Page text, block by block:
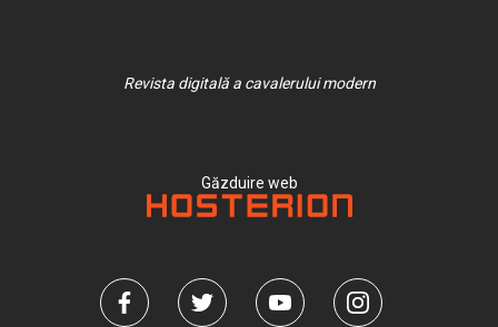
Revista digitală a cavalerului modern
Găzduire web